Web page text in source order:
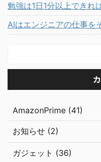
勉強は1日1分以上できれ
AIはエンジニアの仕事を
AmazonPrime (41)
お知らせ (2)
ガジェット (36)